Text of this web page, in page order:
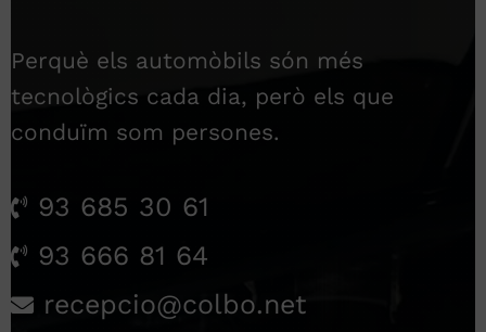
Perquè els automòbils són més
tecnològics cada dia, però els que
conduïm som persones.
93 685 30 61
93 666 81 64
recepcio@colbo.net